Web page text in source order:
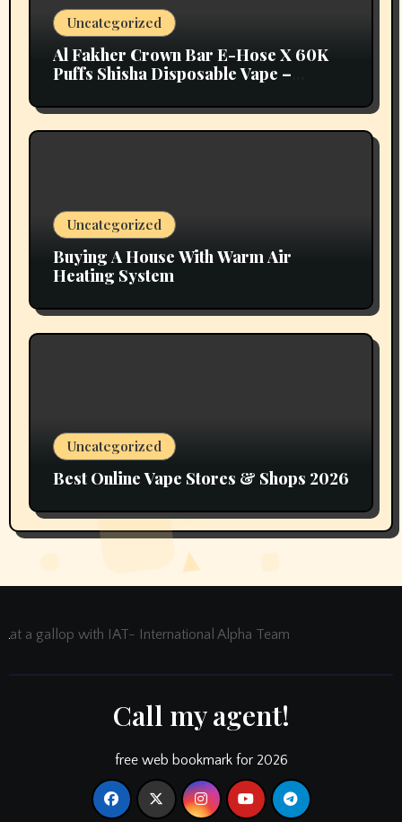
Uncategorized
Al Fakher Crown Bar E-Hose X 60K
Puffs Shisha Disposable Vape –
Uncategorized
Buying A House With Warm Air
Heating System
Uncategorized
Best Online Vape Stores & Shops 2026
at a gallop with IAT- International Alpha Team
Call my agent!
free web bookmark for 2026